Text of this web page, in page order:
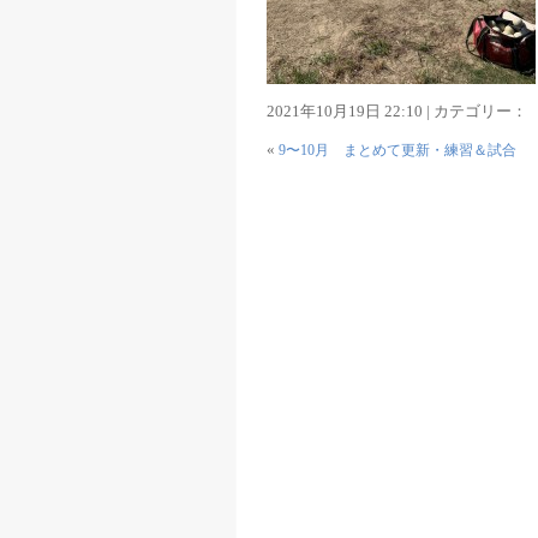
2021年10月19日 22:10 | カテゴリー：
« 9〜10月 まとめて更新・練習＆試合